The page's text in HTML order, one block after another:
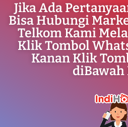
Jika Ada
Bisa Hubungi
Telkom Kami
Klik Tombol
Kanan Klik